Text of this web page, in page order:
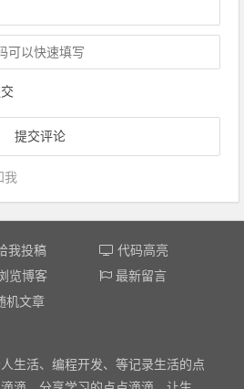
我
我投稿
代码高亮
览博客
最新留言
机文章
生活、编程开发、等记录生活的点